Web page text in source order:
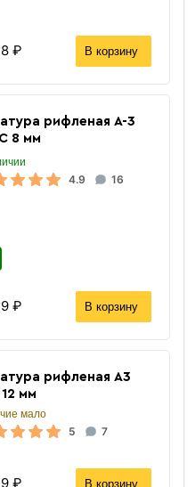
₽ В корзину
рифленая А-3
8 мм
4.9 16
₽ В корзину
рифленая А3
мм
мало
5 7
₽ В корзину
Проволока